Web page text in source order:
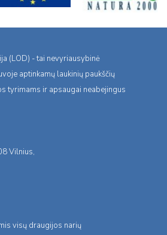
(LOD) - tai nevyriausybinė
aptinkamų laukinių paukščių
tyrimams ir apsaugai neabejingus
Vilnius,
visų draugijos narių